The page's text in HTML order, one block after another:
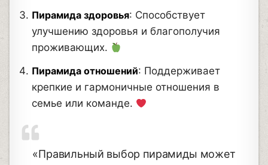
Пирамида здоровья: Способствует
улучшению здоровья и благополучия
проживающих.
Пирамида отношений: Поддерживает
крепкие и гармоничные отношения в
семье или команде.
«Правильный выбор пирамиды может